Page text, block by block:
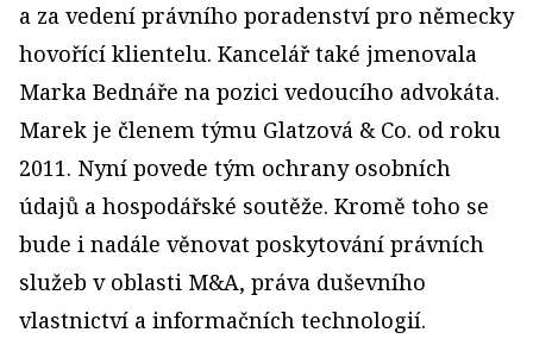
a za vedení právního poradenství pro německy
hovořící klientelu. Kancelář také jmenovala
Marka Bednáře na pozici vedoucího advokáta.
Marek je členem týmu Glatzová & Co. od roku
2011. Nyní povede tým ochrany osobních
údajů a hospodářské soutěže. Kromě toho se
bude i nadále věnovat poskytování právních
služeb v oblasti M&A, práva duševního
vlastnictví a informačních technologií.